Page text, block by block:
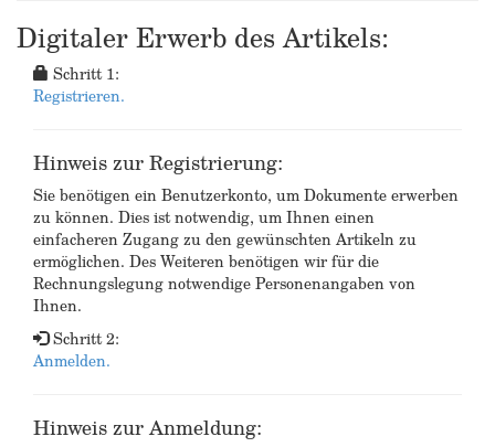
Digitaler Erwerb des Artikels:
Schritt 1:
Registrieren.
Hinweis zur Registrierung:
Sie benötigen ein Benutzerkonto, um Dokumente erwerben
zu können. Dies ist notwendig, um Ihnen einen
einfacheren Zugang zu den gewünschten Artikeln zu
ermöglichen. Des Weiteren benötigen wir für die
Rechnungslegung notwendige Personenangaben von
Ihnen.
Schritt 2:
Anmelden.
Hinweis zur Anmeldung: